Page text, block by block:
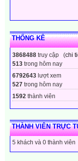
THỐNG KÊ
3868488 truy cập (chi
513 trong hôm nay
6792643 lượt xem
527 trong hôm nay
1592 thành viên
THÀNH VIÊN TRỰC
5 khách và 0 thành viên